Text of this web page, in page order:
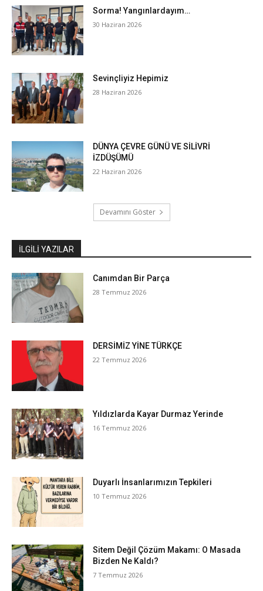
Sorma! Yangınlardayım…
30 Haziran 2026
Sevinçliyiz Hepimiz
28 Haziran 2026
DÜNYA ÇEVRE GÜNÜ VE SİLİVRİ
İZDÜŞÜMÜ
22 Haziran 2026
Devamını Göster
İLGILI YAZILAR
Canımdan Bir Parça
28 Temmuz 2026
DERSİMİZ YİNE TÜRKÇE
22 Temmuz 2026
Yıldızlarda Kayar Durmaz Yerinde
16 Temmuz 2026
Duyarlı İnsanlarımızın Tepkileri
10 Temmuz 2026
Sitem Değil Çözüm Makamı: O Masada
Bizden Ne Kaldı?
7 Temmuz 2026